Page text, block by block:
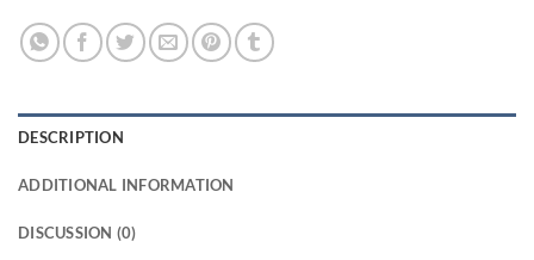
DESCRIPTION
ADDITIONAL INFORMATION
DISCUSSION (0)